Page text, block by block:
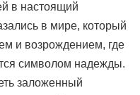
в настоящий
в мире, который
и возрождением, где
символом надежды.
заложенный